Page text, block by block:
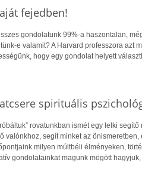
fejedben!
gondolatunk 99%-a haszontalan,
e valamit? A Harvard professzora azt
hogy egy gondolat helyett
spirituális
rovatunkban ismét egy lelki
valónkhoz, segít minket az
milyen múltbéli élményeken,
gondolatainkat magunk mögött